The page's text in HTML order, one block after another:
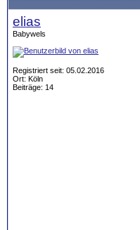
elias
Babywels
Registriert seit: 05.02.2016
Ort: Köln
Beiträge: 14